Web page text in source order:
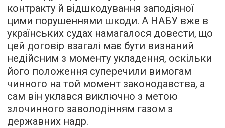
контракту й відшкодування заподіяної
цими порушеннями шкоди. А НАБУ вже в
українських судах намагалося довести, що
цей договір взагалі має бути визнаний
недійсним з моменту укладення, оскільки
його положення суперечили вимогам
чинного на той момент законодавства, а
сам він уклався виключно з метою
злочинного заволодінням газом з
державних надр.